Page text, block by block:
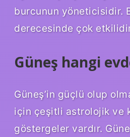
burcunun yöneticisidir.
derecesinde çok
Güneş hangi
Güneş’in güçlü olup
için çeşitli astrolojik ve
göstergeler vardır.